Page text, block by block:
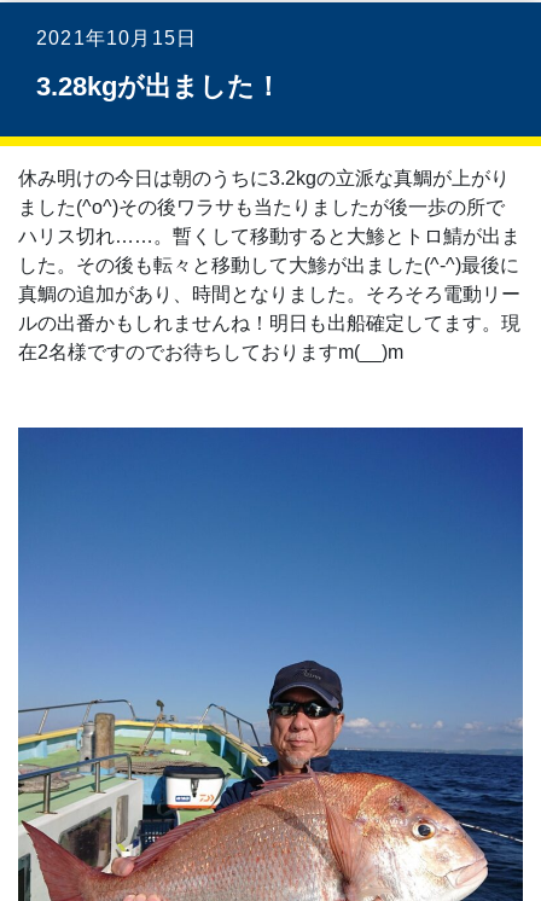
2021年10月15日
3.28kgが出ました！
休み明けの今日は朝のうちに3.2kgの立派な真鯛が上がり
ました(^o^)その後ワラサも当たりましたが後一歩の所で
ハリス切れ……。暫くして移動すると大鯵とトロ鯖が出ま
した。その後も転々と移動して大鯵が出ました(^-^)最後に
真鯛の追加があり、時間となりました。そろそろ電動リー
ルの出番かもしれませんね！明日も出船確定してます。現
在2名様ですのでお待ちしておりますm(__)m